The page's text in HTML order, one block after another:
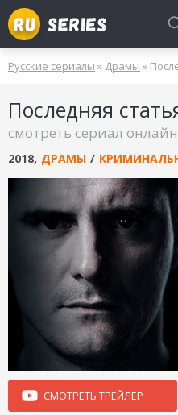
СМОТРЮ
БУДУ СМОТРЕТЬ
УЖЕ СМОТРЕЛ
Русские сериалы » Драмы »
Последняя
смотреть сериал онлайн
2018, ДРАМЫ /
СМОТРЕТЬ ТРЕЙЛЕР